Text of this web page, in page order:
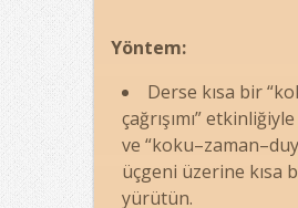
Yöntem:
Derse kısa bir
çağrışımı”
ve
üçgeni üzerine kısa
yürütün.